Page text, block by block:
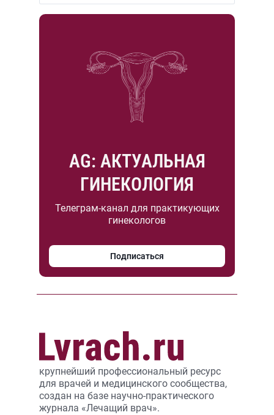
AG: АКТУАЛЬНАЯ
ГИНЕКОЛОГИЯ
Телеграм-канал для практикующих
гинекологов
Подписаться
крупнейший профессиональный ресурс
для врачей и медицинского сообщества,
создан на базе научно-практического
журнала «Лечащий врач».